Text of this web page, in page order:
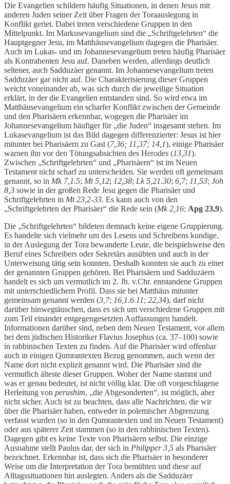
Die Evangelien schildern häufig Situationen, in denen Jesus mit
anderen Juden seiner Zeit über Fragen der Toraauslegung in
Konflikt geriet. Dabei treten verschiedene Gruppen in den
Mittelpunkt. Im Markusevangelium sind die „Schriftgelehrten“ die
Hauptgegner Jesu, im Matthäusevangelium dagegen die Pharisäer.
Auch im Lukas- und im Johannesevangelium treten häufig Pharisäer
als Kontrahenten Jesu auf. Daneben werden, allerdings deutlich
seltener, auch Sadduzäer genannt. Im Johannesevangelium treten
Sadduzäer gar nicht auf. Die Charakterisierung dieser Gruppen
weicht voneinander ab, was sich durch die jeweilige Situation
erklärt, in der die Evangelien entstanden sind. So wird etwa im
Matthäusevangelium ein scharfer Konflikt zwischen der Gemeinde
und den Pharisäern erkennbar, wogegen die Pharisäer im
Johannesevangelium häufiger für „die Juden“ insgesamt stehen. Im
Lukasevangelium ist das Bild dagegen differenzierter: Jesus ist hier
mitunter bei Pharisäern zu Gast (7,36; 11,37; 14,1), einige Pharisäer
warnen ihn vor den Tötungsabsichten des Herodes (13,31).
Zwischen „Schriftgelehrten“ und „Pharisäern“ ist im Neuen
Testament nicht scharf zu unterscheiden. Sie werden oft gemeinsam
genannt, so in Mk 7,1.5; Mt 5,12; 12,38; Lk 5,21.30; 6,7; 11,53; Joh
8,3 sowie in der großen Rede Jesu gegen die Pharisäer und
Schriftgelehrten in Mt 23,2-33. Es kann auch von den
„Schriftgelehrten der Pharisäer“ die Rede sein (Mk 2,16; Apg 23,9).
Die „Schriftgelehrten“ bildeten demnach keine eigene Gruppierung.
Es handelte sich vielmehr um des Lesens und Schreibens kundige,
in der Auslegung der Tora bewanderte Leute, die beispielsweise den
Beruf eines Schreibers oder Sekretärs ausübten und auch in der
Unterweisung tätig sein konnten. Deshalb konnten sie auch zu einer
der genannten Gruppen gehören. Bei Pharisäern und Sadduzäern
handelt es sich um vermutlich im 2. Jh. v.Chr. entstandene Gruppen
mit unterschiedlichem Profil. Dass sie bei Matthäus mitunter
gemeinsam genannt werden (3,7; 16,1.6.11; 22,34), darf nicht
darüber hinwegtäuschen, dass es sich um verschiedene Gruppen mit
zum Teil einander entgegengesetzten Auffassungen handelt.
Informationen darüber sind, neben dem Neuen Testament, vor allem
bei dem jüdischen Historiker Flavius Josephus (ca. 37–100) sowie
in rabbinischen Texten zu finden. Auf die Pharisäer wird offenbar
auch in einigen Qumrantexten Bezug genommen, auch wenn der
Name dort nicht explizit genannt wird. Die Pharisäer sind die
vermutlich älteste dieser Gruppen. Woher der Name stammt und
was er genau bedeutet, ist nicht völlig klar. Die oft vorgeschlagene
Herleitung von perushim, „die Abgesonderten“, ist möglich, aber
nicht sicher. Auch ist zu beachten, dass alle Nachrichten, die wir
über die Pharisäer haben, entweder in polemischer Abgrenzung
verfasst wurden (so in den Qumrantexten und im Neuen Testament)
oder aus späterer Zeit stammen (so in den rabbinischen Texten).
Dagegen gibt es keine Texte von Pharisäern selbst. Die einzige
Ausnahme stellt Paulus dar, der sich in Philipper 3,5 als Pharisäer
bezeichnet. Erkennbar ist, dass sich die Pharisäer in besonderer
Weise um die Interpretation der Tora bemühten und diese auf
Alltagssituationen hin auslegten. Anders als die Sadduzäer